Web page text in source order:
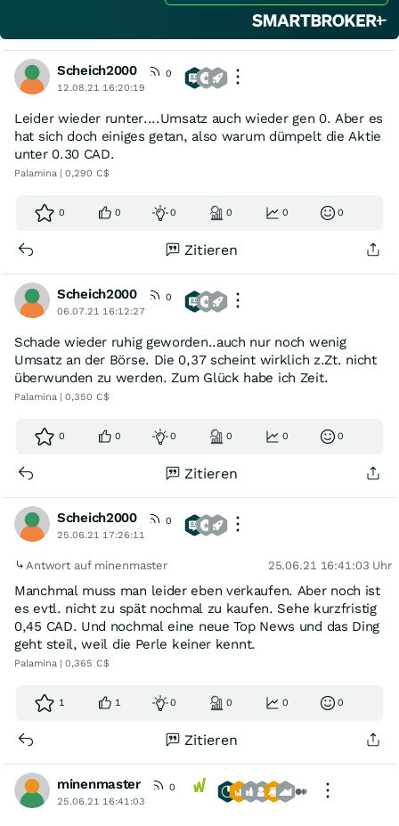
Scheich2000
0
12.08.21 16:20:19
Leider wieder runter....Umsatz auch wieder gen 0. Aber es
hat sich doch einiges getan, also warum dümpelt die Aktie
unter 0.30 CAD.
Palamina | 0,290 C$
0 0 0 0 0 0
Zitieren
Scheich2000
0
06.07.21 16:12:27
Schade wieder ruhig geworden..auch nur noch wenig
Umsatz an der Börse. Die 0,37 scheint wirklich z.Zt. nicht
überwunden zu werden. Zum Glück habe ich Zeit.
Palamina | 0,350 C$
0 0 0 0 0 0
Zitieren
Scheich2000
0
25.06.21 17:26:11
Antwort auf minenmaster 25.06.21 16:41:03 Uhr
Manchmal muss man leider eben verkaufen. Aber noch ist
es evtl. nicht zu spät nochmal zu kaufen. Sehe kurzfristig
0,45 CAD. Und nochmal eine neue Top News und das Ding
geht steil, weil die Perle keiner kennt.
Palamina | 0,365 C$
1 1 0 0 0 0
Zitieren
minenmaster
0
25.06.21 16:41:03